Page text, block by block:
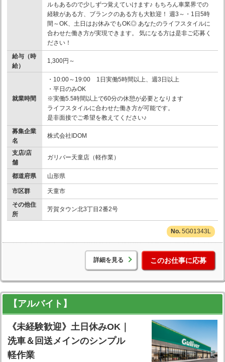
ルもあるので少しずつ覚えていけます♪ もちろん車業界での
経験がある方、ブランクのある方も大歓迎！ 週3～・1日5時
間～OK、土日はお休みでもOK◎ あなたのライフスタイルに
合わせた働き方が実現できます。 気になる方は是非ご応募く
ださい！
給与（時
給）
1,300円～
就業時間
・10:00～19:00 1日実働5時間以上、週3日以上
・平日のみOK
※実働5.5時間以上で60分の休憩が必要となります
ライフスタイルに合わせた働き方が可能です。
是非面接でご希望を教えてください♪
募集企業
名
株式会社IDOM
支店/店
舗
ガリバー天童店（軽作業）
都道府県 山形県
市区群
天童市
その他住
所
芳賀タウン北3丁目2番2号
5G01343L
詳細を見る このお仕事に応募
【アルバイト】
《未経験歓迎》土日休みOK｜
洗車＆回送メインのシンプル
軽作業